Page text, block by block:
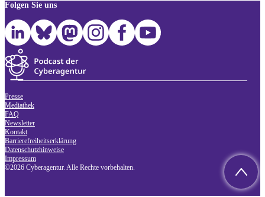
Folgen Sie uns
Presse
Mediathek
FAQ
Newsletter
Kontakt
Barrierefreiheitserklärung
Datenschutzhinweise
Impressum
©2026 Cyberagentur. Alle Rechte vorbehalten.